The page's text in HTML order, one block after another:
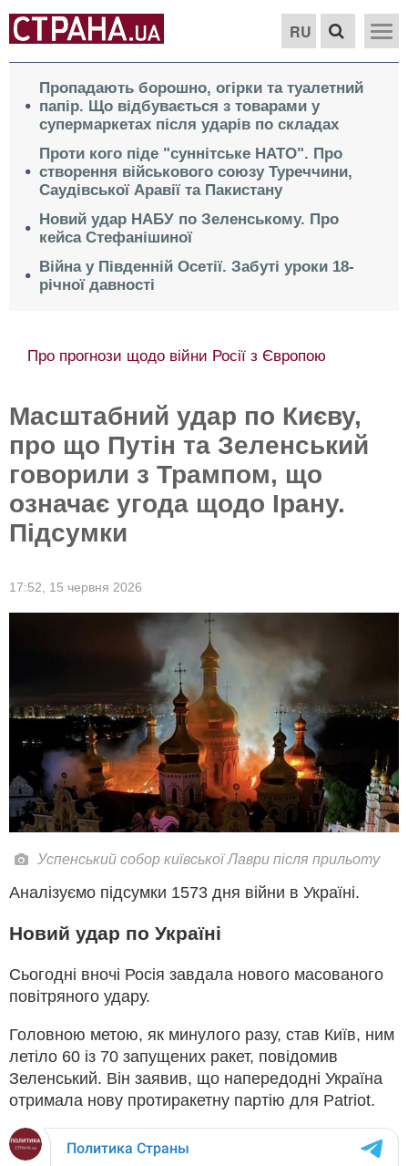
RU
Пропадають борошно, огірки та туалетний
папір. Що відбувається з товарами у
супермаркетах після ударів по складах
Проти кого піде "суннітське НАТО". Про
створення військового союзу Туреччини,
Саудівської Аравії та Пакистану
Новий удар НАБУ по Зеленському. Про
кейса Стефанішиної
Війна у Південній Осетії. Забуті уроки 18-
річної давності
влади компенсації за прильоти. Наскільки це
Масштабний удар по Києву,
про що Путін та Зеленський
говорили з Трампом, що
означає угода щодо Ірану.
Підсумки
17:52, 15 червня 2026
Успенський собор київської Лаври після прильоту
Аналізуємо підсумки 1573 дня війни в Україні.
Новий удар по Україні
Сьогодні вночі Росія завдала нового масованого
повітряного удару.
Головною метою, як минулого разу, став Київ, ним
летіло 60 із 70 запущених ракет, повідомив
Зеленський. Він заявив, що напередодні Україна
отримала нову протиракетну партію для Patriot.